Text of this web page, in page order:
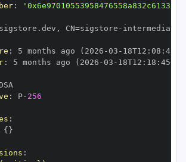
:
, CN=sigstore -
: 5 months ago (2026 -03 - 18T12 : 08 :
: 5 months ago (2026 -03 - 18T12 : 18 : 45+00
: P- 256
:
{ }
: